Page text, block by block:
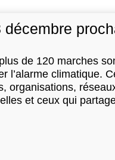
de 120 marches
l’alarme climatique.
organisations,
et ceux qui